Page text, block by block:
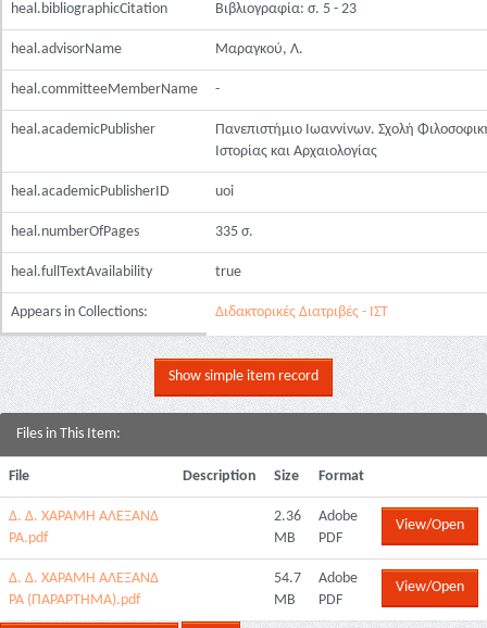
heal.bibliographicCitation Βιβλιογραφία: σ. 5 - 23
heal.advisorName Μαραγκού, Λ.
heal.committeeMemberName -
heal.academicPublisher
Πανεπιστήμιο Ιωαννίνων. Σχολή
Ιστορίας και Αρχαιολογίας
heal.academicPublisherID uoi
heal.numberOfPages 335 σ.
heal.fullTextAvailability true
Appears in Collections: Διδακτορικές Διατριβές - ΙΣΤ
Show simple item record
Files in This Item:
File Description Size Format
Δ. Δ. ΧΑΡΑΜΗ ΑΛΕΞΑΝΔ
ΡΑ.pdf
2.36
MB
Adobe
PDF
View/Open
Δ. Δ. ΧΑΡΑΜΗ ΑΛΕΞΑΝΔ
ΡΑ (ΠΑΡΑΡΤΗΜΑ).pdf
54.7
MB
Adobe
PDF
View/Open